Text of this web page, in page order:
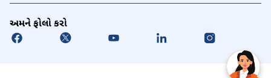
અમને ફોલો કરો